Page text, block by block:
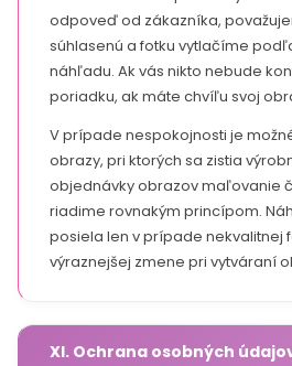
odpoveď od zákazníka,
súhlasenú a fotku vytlačíme
náhľadu. Ak vás nikto nebude
poriadku, ak máte chvíľu svoj
V prípade nespokojnosti je
obrazy, pri ktorých sa zistia
objednávky obrazov maľovanie
riadime rovnakým princípom.
posiela len v prípade nekvalitnej
výraznejšej zmene pri vytváraní
XI. Ochrana osobných